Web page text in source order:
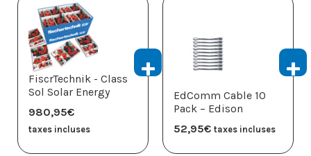
FiscrTechnik - Class
Sol Solar Energy
980,95€
taxes incluses
EdComm Cable 10
Pack – Edison
52,95€ taxes incluses